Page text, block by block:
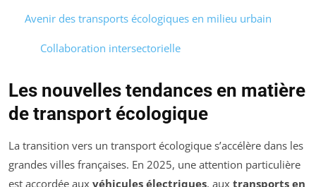
Avenir des transports écologiques en milieu urbain
Collaboration intersectorielle
Les nouvelles tendances en matière
de transport écologique
La transition vers un transport écologique s’accélère dans les
grandes villes françaises. En 2025, une attention particulière
est accordée aux véhicules électriques, aux transports en